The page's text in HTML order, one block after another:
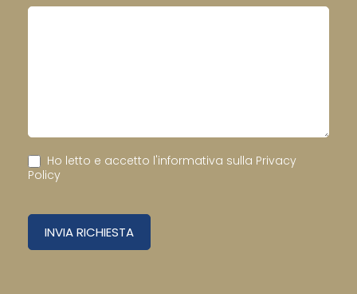
Ho letto e accetto l'informativa sulla Privacy
Policy
INVIA RICHIESTA